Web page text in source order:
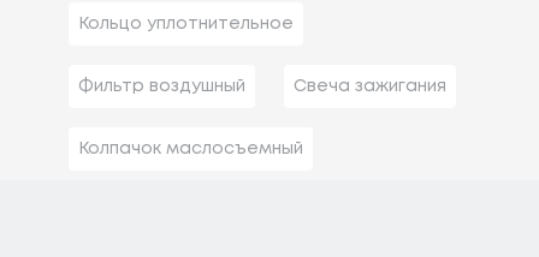
Кольцо уплотнительное
Фильтр воздушный Свеча зажигания
Колпачок маслосъемный